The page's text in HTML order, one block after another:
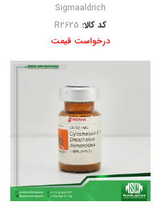
Sigmaaldrich
کد کالا: R2625
درخواست قیمت